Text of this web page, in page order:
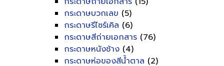
กระดาษบวกเลข (5)
กระดาษรีไซร์เคิล (6)
กระดาษสีถ่ายเอกสาร (76)
กระดาษหนังช้าง (4)
กระดาษห่อของสีน้ำตาล (2)